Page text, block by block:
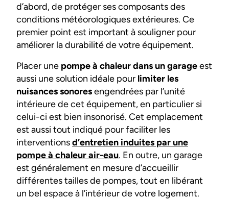
d’abord, de protéger ses composants des
conditions météorologiques extérieures. Ce
premier point est important à souligner pour
améliorer la durabilité de votre équipement.
Placer une pompe à chaleur dans un garageest
aussi une solution idéale pour limiter les
nuisances sonoresengendrées par l’unité
intérieure de cet équipement, en particulier si
celui-ci est bien insonorisé. Cet emplacement
est aussi tout indiqué pour faciliter les
interventionsd’entretien induites par une
pompe à chaleur air-eau. En outre, un garage
est généralement en mesure d’accueillir
différentes tailles de pompes, tout en libérant
un bel espace à l’intérieur de votre logement.